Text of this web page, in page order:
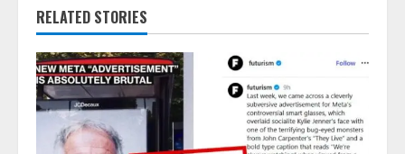
e
R
e
a
RELATED STORIES